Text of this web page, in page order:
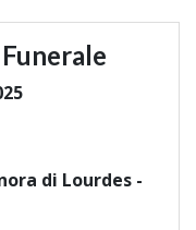
di Lourdes -